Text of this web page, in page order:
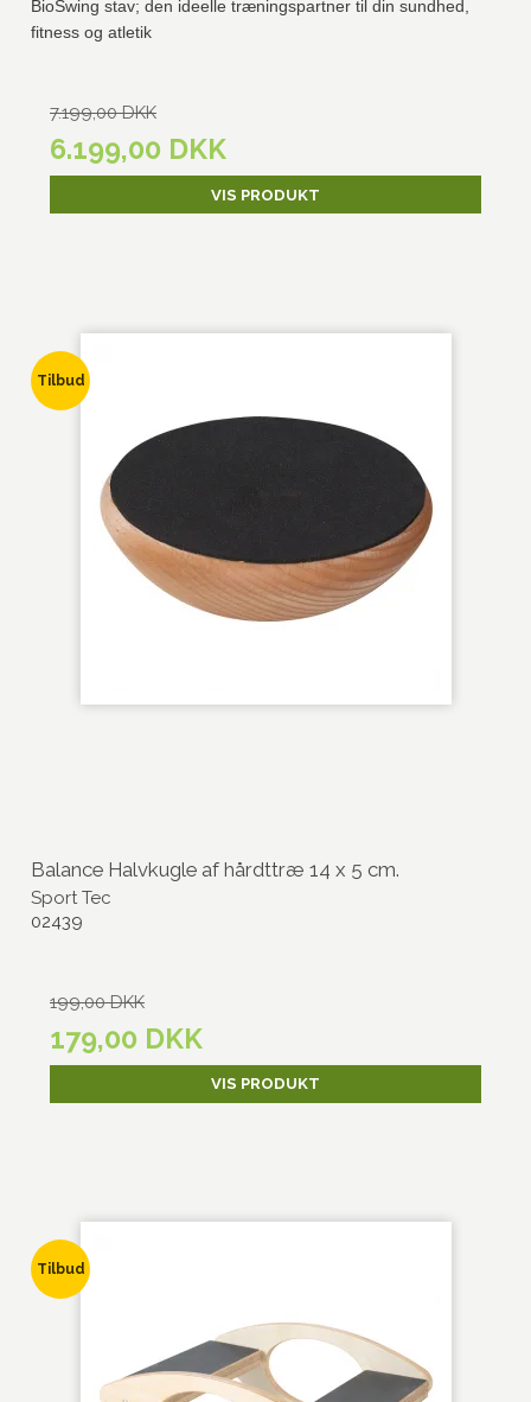
BioSwing stav; den ideelle træningspartner til din sundhed,
fitness og atletik
7.199,00 DKK
6.199,00 DKK
VIS PRODUKT
Tilbud
Balance Halvkugle af hårdttræ 14 x 5 cm.
Sport Tec
02439
199,00 DKK
179,00 DKK
VIS PRODUKT
Tilbud